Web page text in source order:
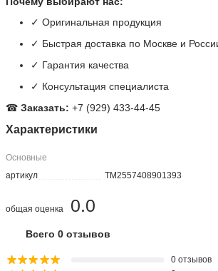
✓ Оригинальная продукция
✓ Быстрая доставка по Москве и
✓ Гарантия качества
✓ Консультация специалиста
☎Заказать: +7 (929) 433-44-45
Характеристики
Основные
артикул
TM2557408901393
0.0
общая оценка
Всего 0 отзывов
0 отзывов